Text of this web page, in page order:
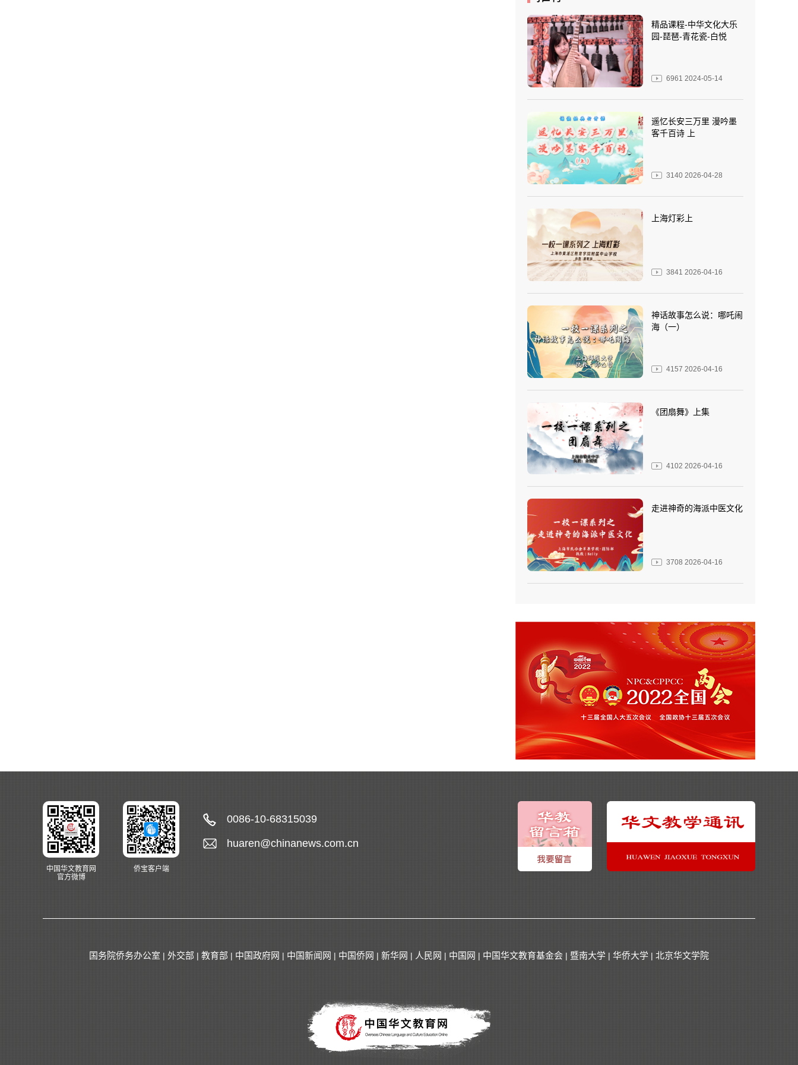
精品课程-中华文化大乐
园-琵琶-青花瓷-白悦
6961 2024-05-14
遥忆长安三万里 漫吟墨
客千百诗 上
3140 2026-04-28
上海灯彩上
3841 2026-04-16
神话故事怎么说：哪吒闹
海（一）
4157 2026-04-16
《团扇舞》上集
4102 2026-04-16
走进神奇的海派中医文化
3708 2026-04-16
中国华文教育网
官方微博
侨宝客户端
0086-10-68315039
huaren@chinanews.com.cn
国务院侨务办公室 | 外交部 | 教育部 | 中国政府网 | 中国新闻网 | 中国侨网 | 新华网 | 人民网 | 中国网 | 中国华文教育基金会 | 暨南大学 | 华侨大学 | 北京华文学院